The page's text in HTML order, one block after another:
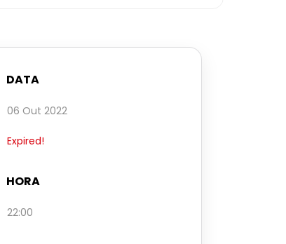
DATA
06 Out 2022
Expired!
HORA
22:00